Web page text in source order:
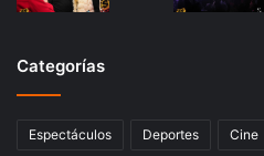
Categorías
Espectáculos Deportes Cine